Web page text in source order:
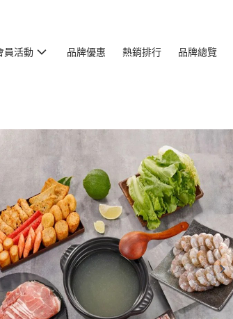
員活動 品牌優惠 熱銷排行 品牌總覽